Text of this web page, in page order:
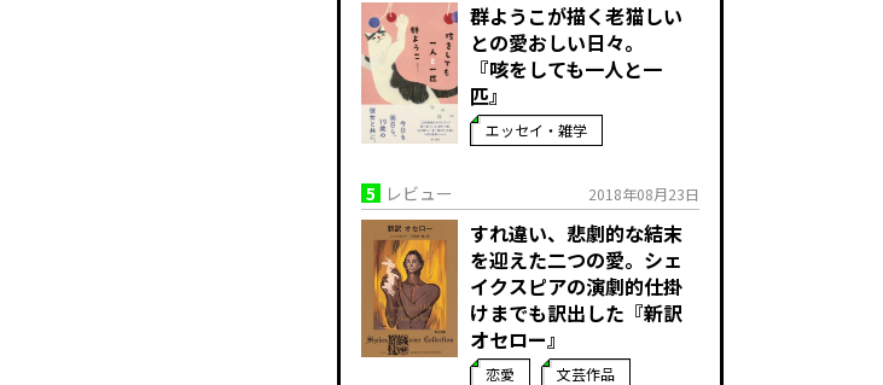
群ようこが描く老猫しい
との愛おしい日々。
『咳をしても一人と一
匹』
エッセイ・雑学
5 レビュー 2018年08月23日
すれ違い、悲劇的な結末
を迎えた二つの愛。シェ
イクスピアの演劇的仕掛
けまでも訳出した『新訳
オセロー』
恋愛 文芸作品